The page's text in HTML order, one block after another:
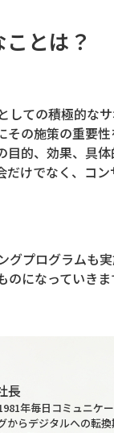
とは？
しての積極的な
の施策の重要
目的、効果、具
けでなく、コ
グプログラムも
になっていきま
長
年毎日コミュニケ
からデジタルへの転